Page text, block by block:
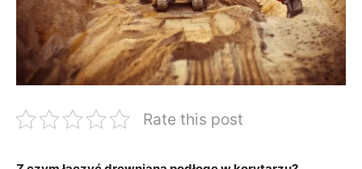
Rate this post